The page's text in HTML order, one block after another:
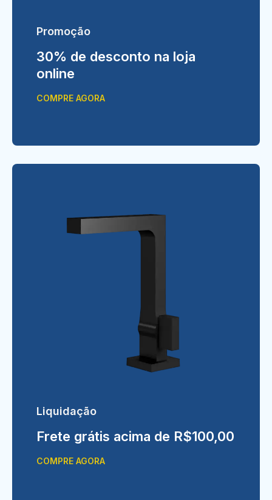
Promoção
30% de desconto na loja
online
COMPRE AGORA
Liquidação
Frete grátis acima de R$100,00
COMPRE AGORA